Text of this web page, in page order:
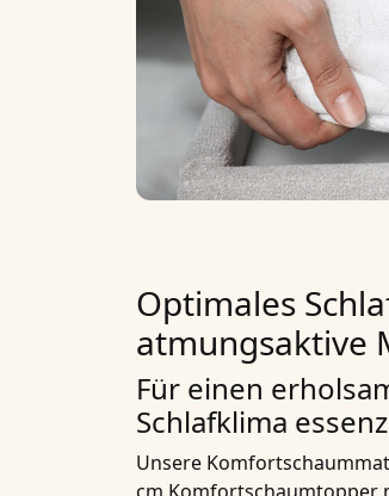
Optimales
atmungsaktive
Für einen
Schlafklima
Unsere